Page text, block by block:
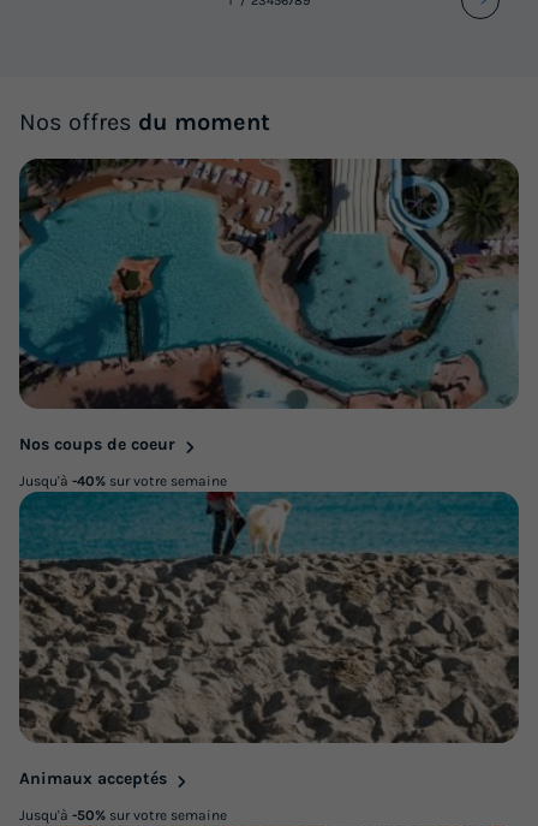
Nos offres du moment
Nos coups de coeur
Jusqu'à -40% sur votre semaine
Animaux acceptés
Jusqu'à -50% sur votre semaine